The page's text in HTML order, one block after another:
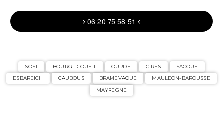
06 20 75 58 51
SOST BOURG-D-OUEIL OURDE CIRES
SACOUE
ESBAREICH
CAUBOUS BRAMEVAQUE
MAULEON-BAROUSSE
MAYREGNE